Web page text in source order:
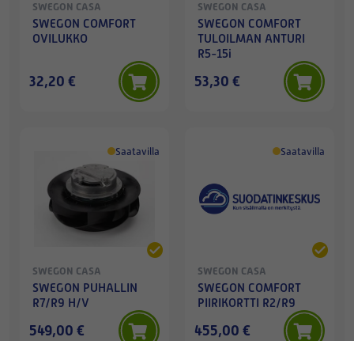
SWEGON CASA
SWEGON COMFORT
OVILUKKO
32,20 €
SWEGON CASA
SWEGON COMFORT
TULOILMAN ANTURI
R5-15i
53,30 €
Saatavilla
SWEGON CASA
SWEGON PUHALLIN
R7/R9 H/V
549,00 €
Saatavilla
SWEGON CASA
SWEGON COMFORT
PIIRIKORTTI R2/R9
455,00 €